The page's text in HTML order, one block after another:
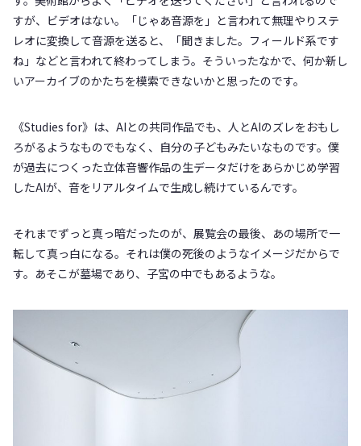
すが、ビデオはない。「じゃあ音源を」と言われて無理やりステ
レオに変換して音源を送ると、「聞きました。フィールド系です
ね」などと言われて終わってしまう。そういったなかで、何か新し
いアーカイブのかたちを模索できないかと思ったのです。
《Studies for》は、AIとの共同作品でも、人とAIのズレをおもし
ろがるようなものでもなく、自分の子どもみたいなものです。僕
が過去につくった立体音響作品の生データだけをあらかじめ学習
したAIが、音をリアルタイムで生成し続けているんです。
それまでずっと真っ暗だったのが、展覧会の最後、あの場所で一
転して真っ白になる。それは僕の死後のようなイメージだからで
す。あそこが墓場であり、子宮の中でもあるような。